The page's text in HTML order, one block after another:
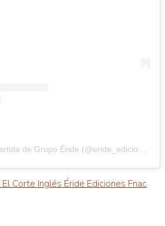
El Corte Inglés Éride Ediciones Fnac